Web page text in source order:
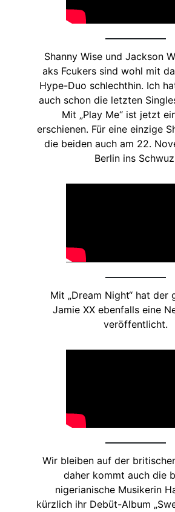
Shanny Wise und Jackson
aks Fcukers sind wohl mit
Hype-Duo schlechthin. Ich
auch schon die letzten
Mit „Play Me“ ist jetzt
erschienen. Für eine einzige
die beiden auch am 22.
Berlin ins
Mit „Dream Night“ hat der
Jamie XX ebenfalls eine
veröffentlicht.
Wir bleiben auf der
daher kommt auch die
nigerianische Musikerin
kürzlich ihr Debüt-Album